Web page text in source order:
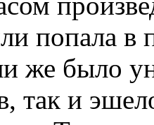
попала
же было
так и